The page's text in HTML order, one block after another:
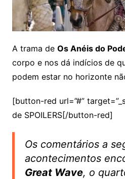
A trama de Os Anéis do
corpo e nos dá indícios de
podem estar no horizonte
[button-red url=”#”
de SPOILERS[/button-red]
Os comentários a
acontecimentos
Great Wave, o